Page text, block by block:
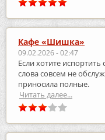
Кафе «Шишка»
09.02.2026 - 02:47
Если хотите
слова совсем не
приносила полные.
Читать далее...